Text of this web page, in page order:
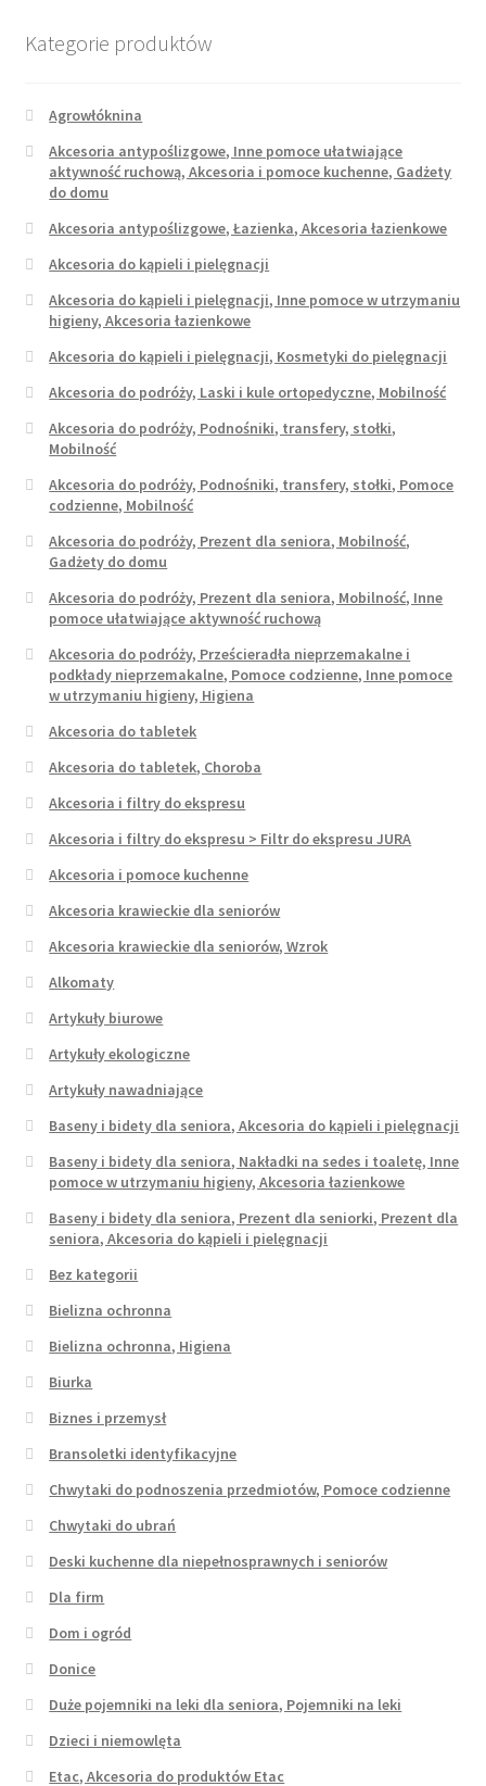
Kategorie produktów
Agrowłóknina
Akcesoria antypoślizgowe, Inne pomoce ułatwiające
aktywność ruchową, Akcesoria i pomoce kuchenne, Gadżety
do domu
Akcesoria antypoślizgowe, Łazienka, Akcesoria łazienkowe
Akcesoria do kąpieli i pielęgnacji
Akcesoria do kąpieli i pielęgnacji, Inne pomoce w utrzymaniu
higieny, Akcesoria łazienkowe
Akcesoria do kąpieli i pielęgnacji, Kosmetyki do pielęgnacji
Akcesoria do podróży, Laski i kule ortopedyczne, Mobilność
Akcesoria do podróży, Podnośniki, transfery, stołki,
Mobilność
Akcesoria do podróży, Podnośniki, transfery, stołki, Pomoce
codzienne, Mobilność
Akcesoria do podróży, Prezent dla seniora, Mobilność,
Gadżety do domu
Akcesoria do podróży, Prezent dla seniora, Mobilność, Inne
pomoce ułatwiające aktywność ruchową
Akcesoria do podróży, Prześcieradła nieprzemakalne i
podkłady nieprzemakalne, Pomoce codzienne, Inne pomoce
w utrzymaniu higieny, Higiena
Akcesoria do tabletek
Akcesoria do tabletek, Choroba
Akcesoria i filtry do ekspresu
Akcesoria i filtry do ekspresu > Filtr do ekspresu JURA
Akcesoria i pomoce kuchenne
Akcesoria krawieckie dla seniorów
Akcesoria krawieckie dla seniorów, Wzrok
Alkomaty
Artykuły biurowe
Artykuły ekologiczne
Artykuły nawadniające
Baseny i bidety dla seniora, Akcesoria do kąpieli i pielęgnacji
Baseny i bidety dla seniora, Nakładki na sedes i toaletę, Inne
pomoce w utrzymaniu higieny, Akcesoria łazienkowe
Baseny i bidety dla seniora, Prezent dla seniorki, Prezent dla
seniora, Akcesoria do kąpieli i pielęgnacji
Bez kategorii
Bielizna ochronna
Bielizna ochronna, Higiena
Biurka
Biznes i przemysł
Bransoletki identyfikacyjne
Chwytaki do podnoszenia przedmiotów, Pomoce codzienne
Chwytaki do ubrań
Deski kuchenne dla niepełnosprawnych i seniorów
Dla firm
Dom i ogród
Donice
Duże pojemniki na leki dla seniora, Pojemniki na leki
Dzieci i niemowlęta
Etac, Akcesoria do produktów Etac